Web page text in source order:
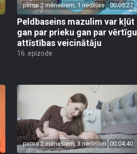
pirms 2 mēnešiem, 1 nedēļas 00:05:27
Peldbaseins mazulim var kļūt
gan par prieku gan par vērtīgu
attīstības veicinātāju
16. epizode
pirms 2 mēnešiem, 3 nedēļām 00:04:40